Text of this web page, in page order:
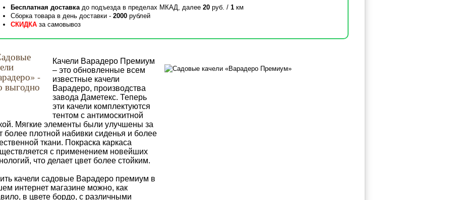
Бесплатная доставкадо подъезда в пределах МКАД, далее 20 руб. / 1 км
Сборка товара в день доставки - 2000 рублей
СКИДКА за самовывоз
Качели Варадеро Премиум
– это обновленные всем
известные качели
Варадеро, производства
завода Даметекс. Теперь
эти качели комплектуются
тентом с антимоскитной
Мягкие элементы были улучшены за
более плотной набивки сиденья и более
ткани. Покраска каркаса
с применением новейших
что делает цвет более стойким.
качели садовые Варадеро премиум в
интернет магазине можно, как
в цвете бордо, с различными